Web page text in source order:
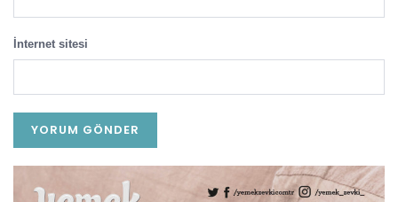
İnternet sitesi